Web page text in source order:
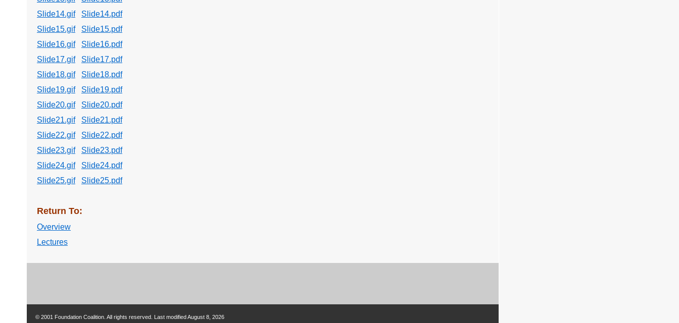
Slide14.gif
Slide14.pdf
Slide15.gif
Slide15.pdf
Slide16.gif
Slide16.pdf
Slide17.gif
Slide17.pdf
Slide18.gif
Slide18.pdf
Slide19.gif
Slide19.pdf
Slide20.gif
Slide20.pdf
Slide21.gif
Slide21.pdf
Slide22.gif
Slide22.pdf
Slide23.gif
Slide23.pdf
Slide24.gif
Slide24.pdf
Slide25.gif
Slide25.pdf
Return To:
Overview
Lectures
© 2001 Foundation Coalition. All rights reserved. Last modifiedAugust 8, 2026